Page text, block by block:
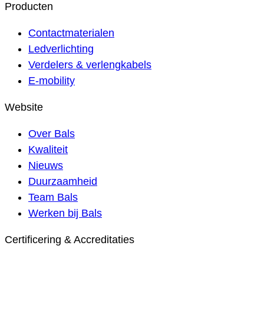
Producten
Contactmaterialen
Ledverlichting
Verdelers & verlengkabels
E-mobility
Website
Over Bals
Kwaliteit
Nieuws
Duurzaamheid
Team Bals
Werken bij Bals
Certificering & Accreditaties